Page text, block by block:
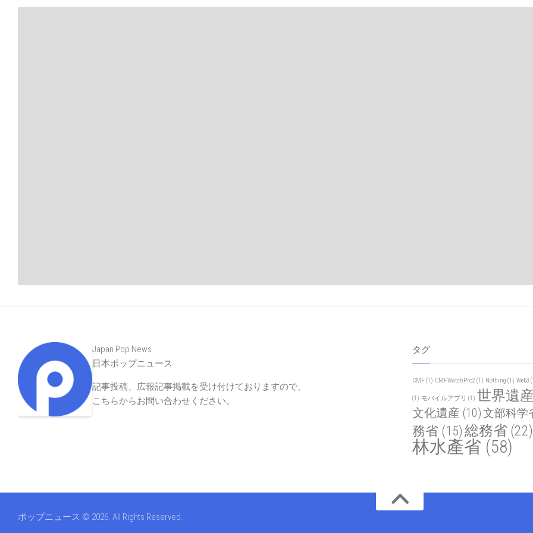
Japan Pop News
日本ポップニュース
記事投稿、広報記事掲載を受け付けておりますので、
こちらからお問い合わせください。
タグ
CMF (1) CMFWatchPro2 (1) Nothing (1) Web3
(1) モバイルアプリ (1) 世界遺
文化遺産 (10)文部科学
務省(15) 総務省(22)
林水產省(58)
ポップニュース © 2026. All Rights Reserved.